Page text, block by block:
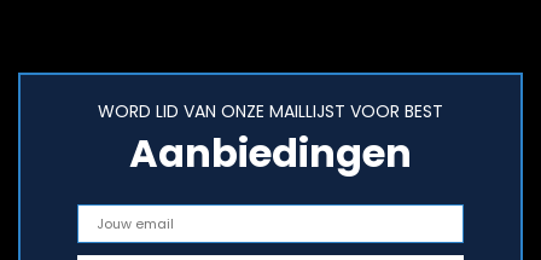
WORD LID VAN ONZE MAILLIJST VOOR BEST
Aanbiedingen